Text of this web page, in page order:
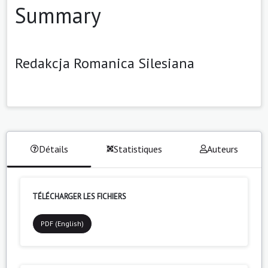
Summary
Redakcja Romanica Silesiana
Détails Statistiques Auteurs
TÉLÉCHARGER LES FICHIERS
PDF (English)